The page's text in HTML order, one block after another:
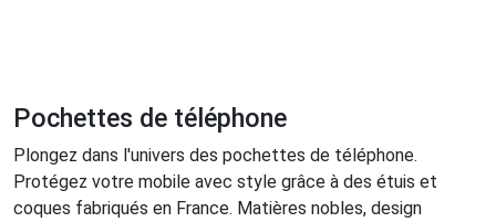
Pochettes de téléphone
Plongez dans l'univers des pochettes de téléphone.
Protégez votre mobile avec style grâce à des étuis et
coques fabriqués en France. Matières nobles, design